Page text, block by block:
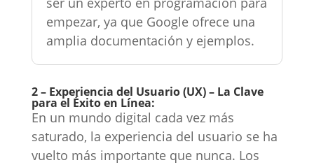
empezar, ya que Google ofrece una
amplia documentación y ejemplos.
2 – Experiencia del Usuario (UX) – La Clave
para el Éxito en Línea:
En un mundo digital cada vez más
saturado, la experiencia del usuario se ha
vuelto más importante que nunca. Los